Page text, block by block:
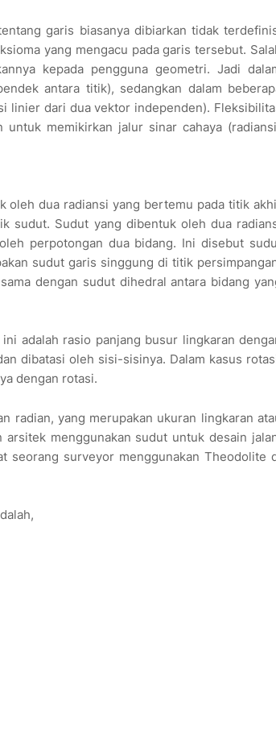
garis biasanya dibiarkan tidak
yang mengacu pada garis tersebut.
kepada pengguna geometri. Jadi
antara titik), sedangkan dalam
linier dari dua vektor independen).
untuk memikirkan jalur sinar cahaya
oleh dua radiansi yang bertemu pada titik
sudut. Sudut yang dibentuk oleh dua
perpotongan dua bidang. Ini disebut
sudut garis singgung di titik
dengan sudut dihedral antara bidang
adalah rasio panjang busur lingkaran
dibatasi oleh sisi-sisinya. Dalam kasus
dengan rotasi.
radian, yang merupakan ukuran lingkaran
menggunakan sudut untuk desain
seorang surveyor menggunakan Theodolite